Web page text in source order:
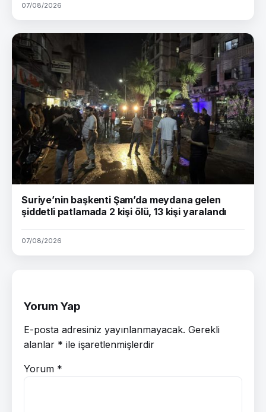
07/08/2026
Suriye’nin başkenti Şam’da meydana gelen
şiddetli patlamada 2 kişi ölü, 13 kişi yaralandı
07/08/2026
Yorum Yap
E-posta adresiniz yayınlanmayacak. Gerekli
alanlar * ile işaretlenmişlerdir
Yorum *